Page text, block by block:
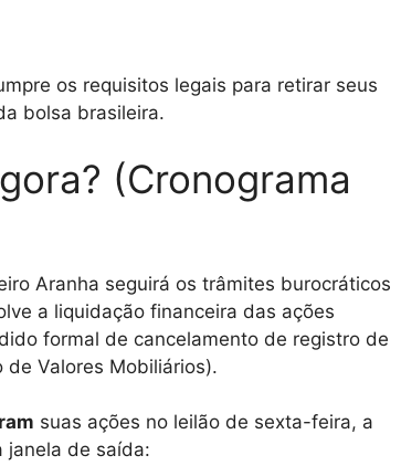
os requisitos legais para retirar seus
bolsa brasileira.
(Cronograma
Aranha seguirá os trâmites burocráticos
a liquidação financeira das ações
formal de cancelamento de registro de
de Valores Mobiliários).
suas ações no leilão de sexta-feira, a
janela de saída: